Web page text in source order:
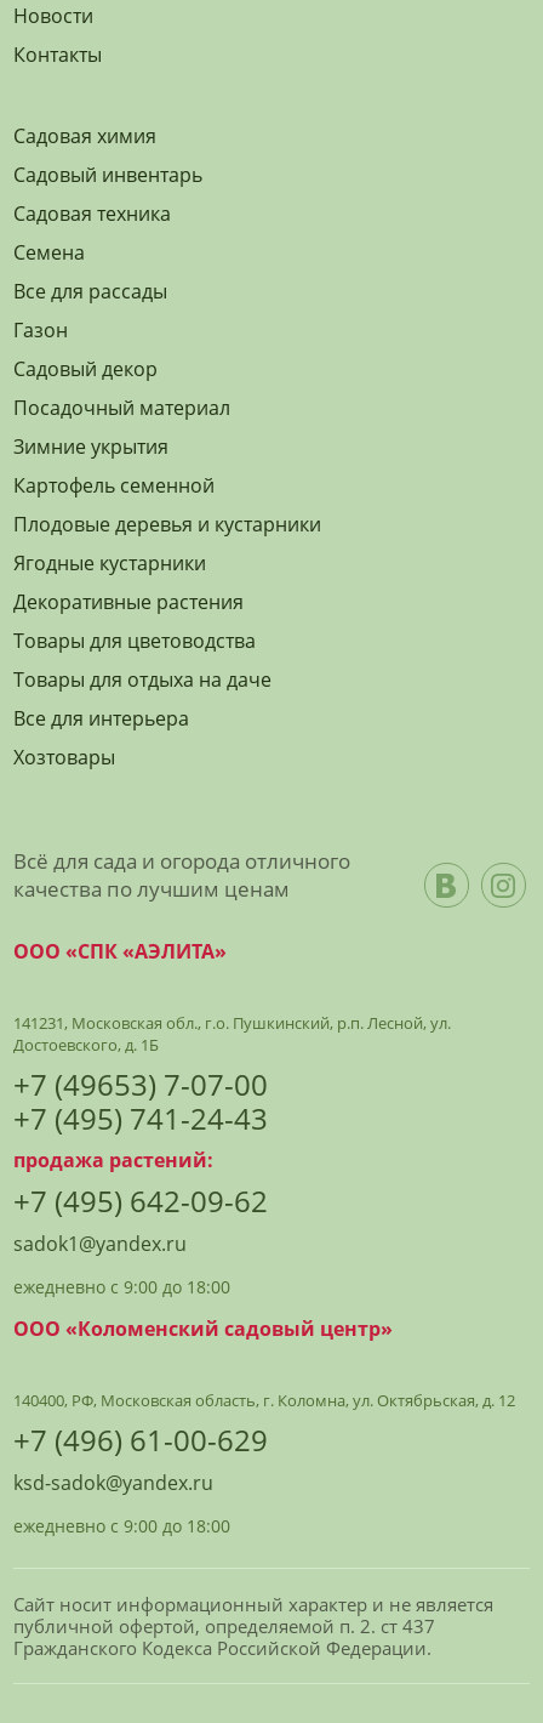
Новости
Контакты
Садовая химия
Садовый инвентарь
Садовая техника
Семена
Все для рассады
Газон
Садовый декор
Посадочный материал
Зимние укрытия
Картофель семенной
Плодовые деревья и кустарники
Ягодные кустарники
Декоративные растения
Товары для цветоводства
Товары для отдыха на даче
Все для интерьера
Хозтовары
Всё для сада и огорода отличного
качества по лучшим ценам
ООО «СПК «АЭЛИТА»
141231, Московская обл., г.о. Пушкинский, р.п. Лесной, ул.
Достоевского, д. 1Б
+7 (49653) 7-07-00
+7 (495) 741-24-43
продажа растений:
+7 (495) 642-09-62
sadok1@yandex.ru
ежедневно с 9:00 до 18:00
ООО «Коломенский садовый центр»
140400, РФ, Московская область, г. Коломна, ул. Октябрьская, д. 12
+7 (496) 61-00-629
ksd-sadok@yandex.ru
ежедневно с 9:00 до 18:00
Сайт носит информационный характер и не является
публичной офертой, определяемой п. 2. ст 437
Гражданского Кодекса Российской Федерации.